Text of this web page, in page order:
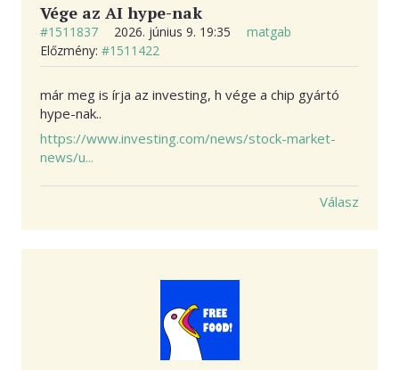
Vége az AI hype-nak
#1511837 2026. június 9. 19:35
matgab
Előzmény: #1511422
már meg is írja az investing, h vége a chip gyártó
hype-nak..
https://www.investing.com/news/stock-market-
news/u...
Válasz